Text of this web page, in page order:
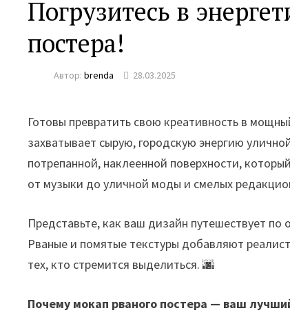
Погрузитесь в
постера!
Автор:brenda 28.03.2025
Готовы превратить свою креативность в
захватывает сырую, городскую энергию
потрепанной, наклеенной поверхности,
от музыки до уличной моды и смелых
Представьте, как ваш дизайн путешествует
Рваные и помятые текстуры добавляют
тех, кто стремится выделиться. 🌆
Почему мокап рваного постера — ваш